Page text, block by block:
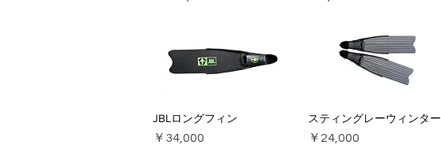
JBLロングフィン
価格
￥34,000
スティングレーウィンター
価格
￥24,000